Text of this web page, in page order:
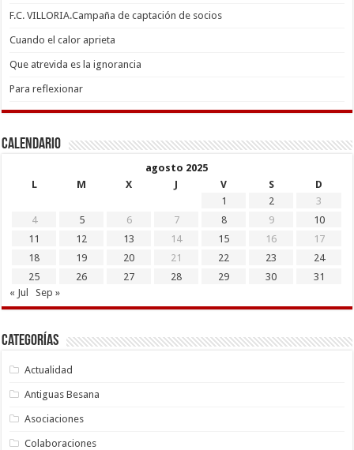
F.C. VILLORIA.Campaña de captación de socios
Cuando el calor aprieta
Que atrevida es la ignorancia
Para reflexionar
Calendario
agosto 2025
L
M X J V S
D
1
2
3
4
5 6 7 8 9
10
11
12 13 14 15 16
17
18
19 20 21 22 23
24
25
26 27 28 29 30
31
« Jul
Sep »
Categorías
Actualidad
Antiguas Besana
Asociaciones
Colaboraciones